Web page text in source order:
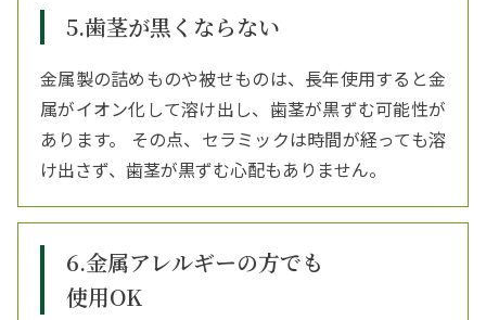
5.歯茎が黒くならない
金属製の詰めものや被せものは、長年使用すると金
属がイオン化して溶け出し、歯茎が黒ずむ可能性が
あります。 その点、セラミックは時間が経っても溶
け出さず、歯茎が黒ずむ心配もありません。
6.金属アレルギーの方でも
使用OK